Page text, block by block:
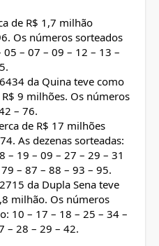
de R$ 1,7 milhão
Os números sorteados
– 07 – 09 – 12 – 13 –
da Quina teve como
9 milhões. Os números
– 76.
de R$ 17 milhões
As dezenas sorteadas:
– 19 – 09 – 27 – 29 – 31
– 87 – 88 – 93 – 95.
da Dupla Sena teve
milhão. Os números
10 – 17 – 18 – 25 – 34 –
– 28 – 29 – 42.